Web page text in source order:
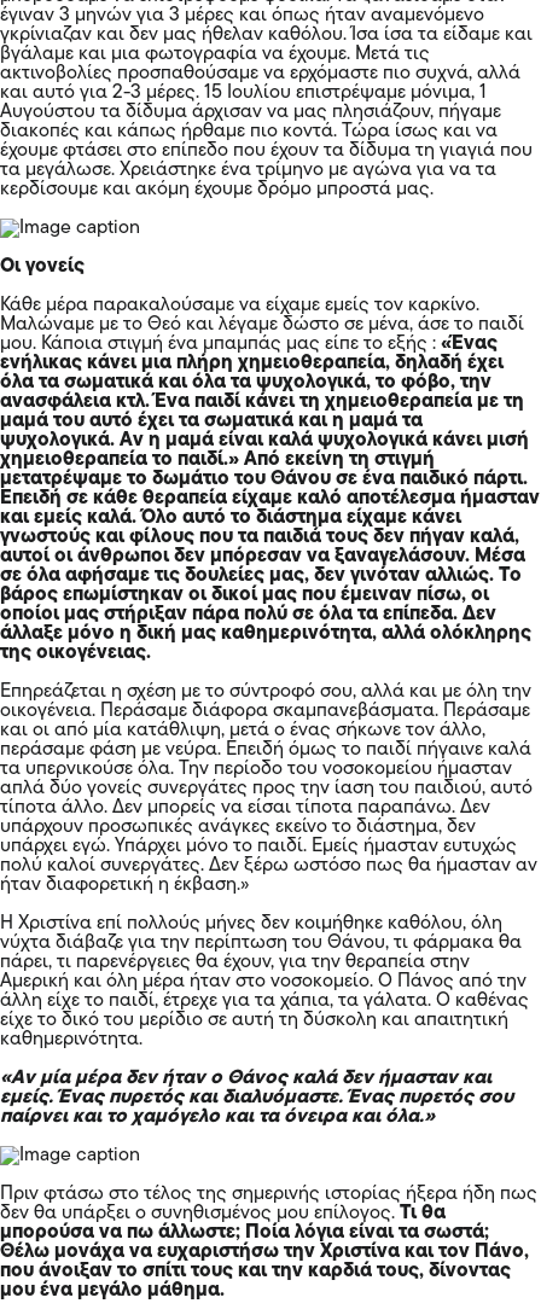
έγιναν 3 μηνών για 3 μέρες και όπως ήταν αναμενόμενο
γκρίνιαζαν και δεν μας ήθελαν καθόλου. Ίσα ίσα τα είδαμε και
βγάλαμε και μια φωτογραφία να έχουμε. Μετά τις
ακτινοβολίες προσπαθούσαμε να ερχόμαστε πιο συχνά, αλλά
και αυτό για 2-3 μέρες. 15 Ιουλίου επιστρέψαμε μόνιμα, 1
Αυγούστου τα δίδυμα άρχισαν να μας πλησιάζουν, πήγαμε
διακοπές και κάπως ήρθαμε πιο κοντά. Τώρα ίσως και να
έχουμε φτάσει στο επίπεδο που έχουν τα δίδυμα τη γιαγιά που
τα μεγάλωσε. Χρειάστηκε ένα τρίμηνο με αγώνα για να τα
κερδίσουμε και ακόμη έχουμε δρόμο μπροστά μας.
Οι γονείς
Κάθε μέρα παρακαλούσαμε να είχαμε εμείς τον καρκίνο.
Μαλώναμε με το Θεό και λέγαμε δώστο σε μένα, άσε το παιδί
μου. Κάποια στιγμή ένα μπαμπάς μας είπε το εξής : «Ένας
ενήλικας κάνει μια πλήρη χημειοθεραπεία, δηλαδή έχει
όλα τα σωματικά και όλα τα ψυχολογικά, το φόβο, την
ανασφάλεια κτλ. Ένα παιδί κάνει τη χημειοθεραπεία με τη
μαμά του αυτό έχει τα σωματικά και η μαμά τα
ψυχολογικά. Αν η μαμά είναι καλά ψυχολογικά κάνει μισή
χημειοθεραπεία το παιδί.» Από εκείνη τη στιγμή
μετατρέψαμε το δωμάτιο του Θάνου σε ένα παιδικό πάρτι.
Επειδή σε κάθε θεραπεία είχαμε καλό αποτέλεσμα ήμασταν
και εμείς καλά. Όλο αυτό το διάστημα είχαμε κάνει
γνωστούς και φίλους που τα παιδιά τους δεν πήγαν καλά,
αυτοί οι άνθρωποι δεν μπόρεσαν να ξαναγελάσουν. Μέσα
σε όλα αφήσαμε τις δουλείες μας, δεν γινόταν αλλιώς. Το
βάρος επωμίστηκαν οι δικοί μας που έμειναν πίσω, οι
οποίοι μας στήριξαν πάρα πολύ σε όλα τα επίπεδα. Δεν
άλλαξε μόνο η δική μας καθημερινότητα, αλλά ολόκληρης
της οικογένειας.
Επηρεάζεται η σχέση με το σύντροφό σου, αλλά και με όλη την
οικογένεια. Περάσαμε διάφορα σκαμπανεβάσματα. Περάσαμε
και οι από μία κατάθλιψη, μετά ο ένας σήκωνε τον άλλο,
περάσαμε φάση με νεύρα. Επειδή όμως το παιδί πήγαινε καλά
τα υπερνικούσε όλα. Την περίοδο του νοσοκομείου ήμασταν
απλά δύο γονείς συνεργάτες προς την ίαση του παιδιού, αυτό
τίποτα άλλο. Δεν μπορείς να είσαι τίποτα παραπάνω. Δεν
υπάρχουν προσωπικές ανάγκες εκείνο το διάστημα, δεν
υπάρχει εγώ. Υπάρχει μόνο το παιδί. Εμείς ήμασταν ευτυχώς
πολύ καλοί συνεργάτες. Δεν ξέρω ωστόσο πως θα ήμασταν αν
ήταν διαφορετική η έκβαση.»
Η Χριστίνα επί πολλούς μήνες δεν κοιμήθηκε καθόλου, όλη
νύχτα διάβαζε για την περίπτωση του Θάνου, τι φάρμακα θα
πάρει, τι παρενέργειες θα έχουν, για την θεραπεία στην
Αμερική και όλη μέρα ήταν στο νοσοκομείο. Ο Πάνος από την
άλλη είχε το παιδί, έτρεχε για τα χάπια, τα γάλατα. Ο καθένας
είχε το δικό του μερίδιο σε αυτή τη δύσκολη και απαιτητική
καθημερινότητα.
«Αν μία μέρα δεν ήταν ο Θάνος καλά δεν ήμασταν και
εμείς. Ένας πυρετός και διαλυόμαστε. Ένας πυρετός σου
παίρνει και το χαμόγελο και τα όνειρα και όλα.»
Πριν φτάσω στο τέλος της σημερινής ιστορίας ήξερα ήδη πως
δεν θα υπάρξει ο συνηθισμένος μου επίλογος. Τι θα
μπορούσα να πω άλλωστε; Ποία λόγια είναι τα σωστά;
Θέλω μονάχα να ευχαριστήσω την Χριστίνα και τον Πάνο,
που άνοιξαν το σπίτι τους και την καρδιά τους, δίνοντας
μου ένα μεγάλο μάθημα.